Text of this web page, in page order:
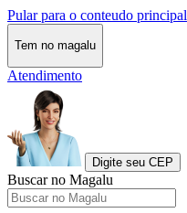
Pular para o conteudo principal
Tem no magalu
Atendimento
Digite seu CEP
Buscar no Magalu